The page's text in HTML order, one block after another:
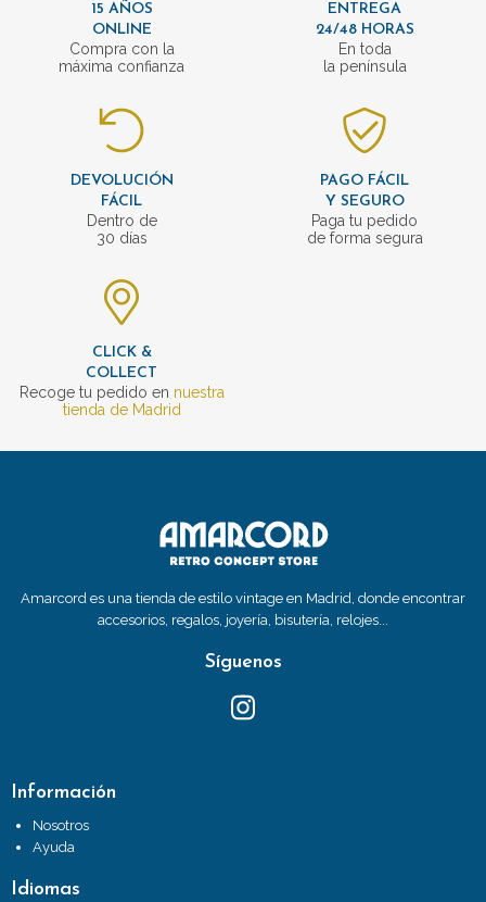
15 AÑOS
ONLINE
Compra con la
máxima confianza
ENTREGA
24/48 HORAS
En toda
la península
DEVOLUCIÓN
FÁCIL
Dentro de
30 días
PAGO FÁCIL
Y SEGURO
Paga tu pedido
de forma segura
CLICK &
COLLECT
Recoge tu pedido en nuestra
tienda de Madrid
Amarcord es una tienda de estilo vintage en Madrid, donde encontrar
accesorios, regalos, joyería, bisutería, relojes...
Síguenos
Información
Nosotros
Ayuda
Idiomas